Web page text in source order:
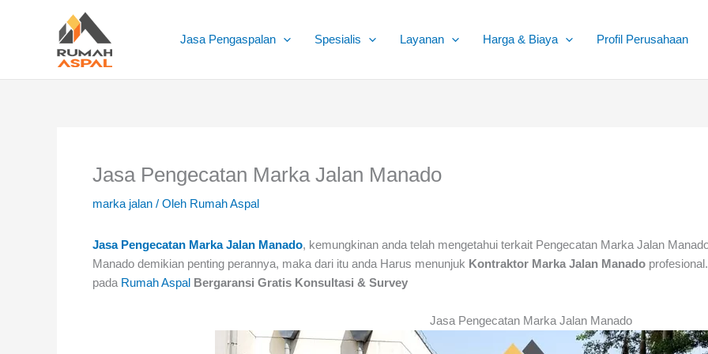
Jasa Pengaspalan Spesialis Layanan Harga & Biaya Profil Perusahaan
Jasa Pengecatan Marka Jalan Manado
marka jalan / Oleh Rumah Aspal
Jasa Pengecatan Marka Jalan Manado, kemungkinan anda telah mengetahui terkait Pengecatan Marka Jalan
Manado demikian penting perannya, maka dari itu anda Harus menunjuk Kontraktor Marka Jalan Manado
pada Rumah Aspal Bergaransi Gratis Konsultasi & Survey
Jasa Pengecatan Marka Jalan Manado